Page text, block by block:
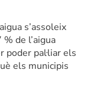
s’assoleix
de l’aigua
pal·liar els
els municipis